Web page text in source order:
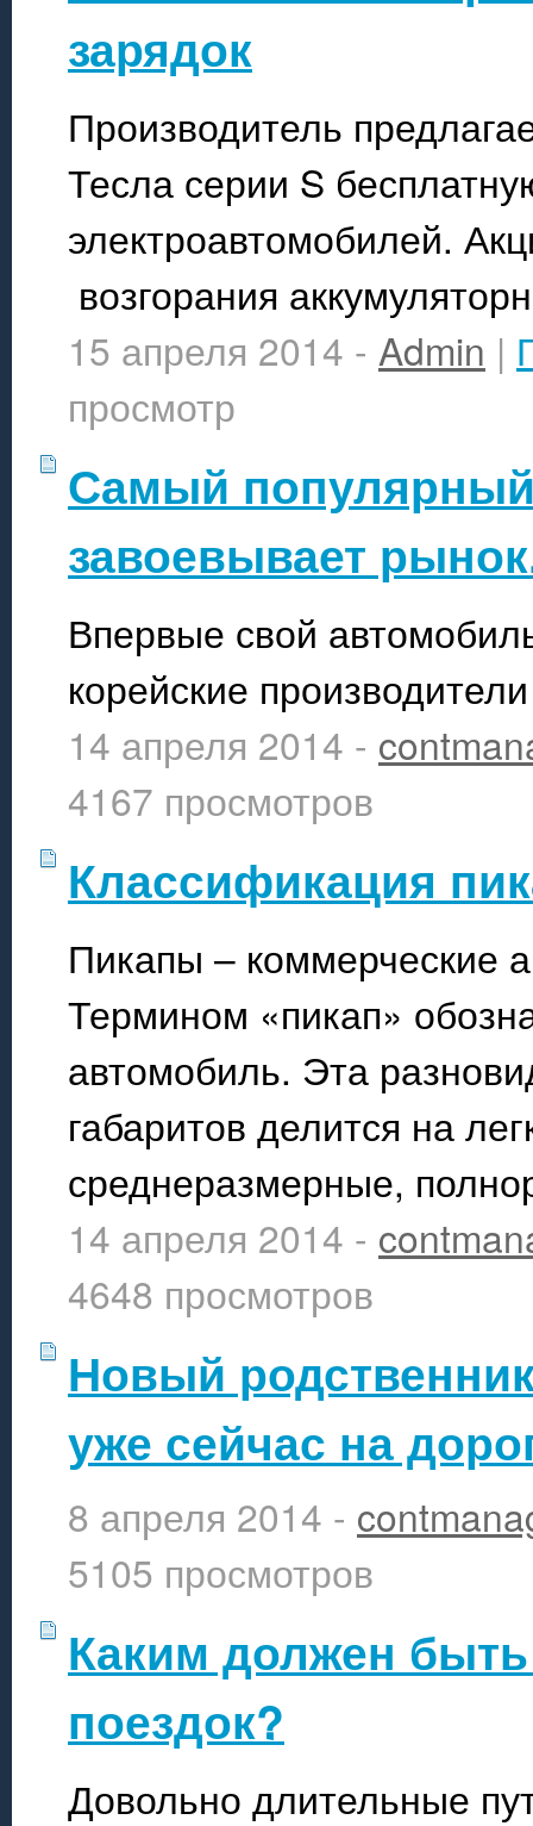
зарядок
Производитель
Тесла серии S
электроавтомобилей.
возгорания
15 апреля 2014 - Admin |
просмотр
Самый популярный
завоевывает
Впервые свой
корейские
14 апреля 2014 -
4167 просмотров
Классификация
Пикапы – коммерческие
Термином «пикап»
автомобиль. Эта
габаритов делится на
среднеразмерные,
14 апреля 2014 -
4648 просмотров
Новый
уже сейчас на
8 апреля 2014 -
5105 просмотров
Каким должен
поездок?
Довольно длительные